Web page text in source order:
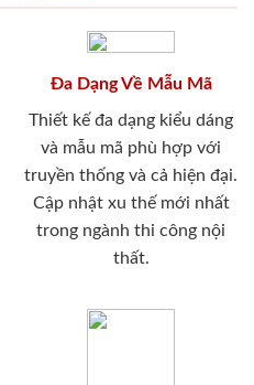
Đa Dạng Về Mẫu Mã
Thiết kế đa dạng kiểu dáng
và mẫu mã phù hợp với
truyền thống và cả hiện đại.
Cập nhật xu thế mới nhất
trong ngành thi công nội
thất.